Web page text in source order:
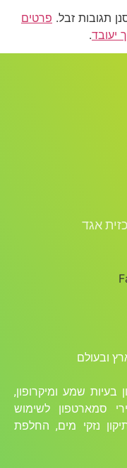
פרטים
יעובד.
ובעולם
בעיות שמע ומיקרופון,
סמארטפון לשימוש
נזקי מים, החלפת